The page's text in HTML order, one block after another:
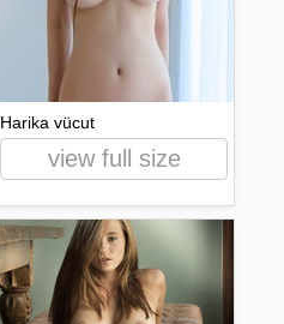
Harika vücut
view full size